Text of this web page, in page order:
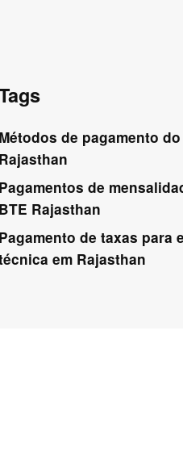
Métodos de pagamento
Rajasthan
Pagamentos de
BTE Rajasthan
Pagamento de taxas para
em Rajasthan